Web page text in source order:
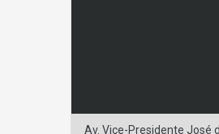
Av. Vice-Presidente José